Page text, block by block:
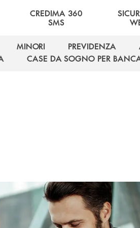
CREDIMA 360
SMS
MINORI
MINORI
PREVIDENZA
PREVIDENZA
CASE DA SOGNO PER